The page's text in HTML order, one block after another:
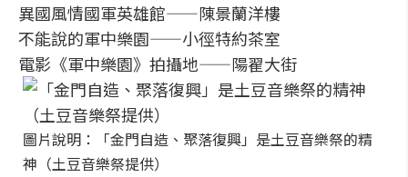
異國風情國軍英雄館——陳景蘭洋樓
不能說的軍中樂園——小徑特約茶室
電影《軍中樂園》拍攝地——陽翟大街
圖片說明：「金門自造、聚落復興」是土豆音樂祭的精
神（土豆音樂祭提供）